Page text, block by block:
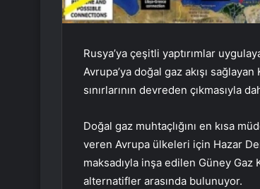
Rusya’ya çeşitli yaptırımlar
Avrupa’ya doğal gaz akışı
sınırlarının devreden çıkmasıyla
Doğal gaz muhtaçlığını en kısa
veren Avrupa ülkeleri için Hazar
maksadıyla inşa edilen Güney Gaz
alternatifler arasında bulunuyor.